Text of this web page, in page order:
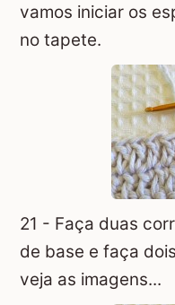
vamos iniciar os
no tapete.
21 - Faça duas
de base e faça
veja as imagens...